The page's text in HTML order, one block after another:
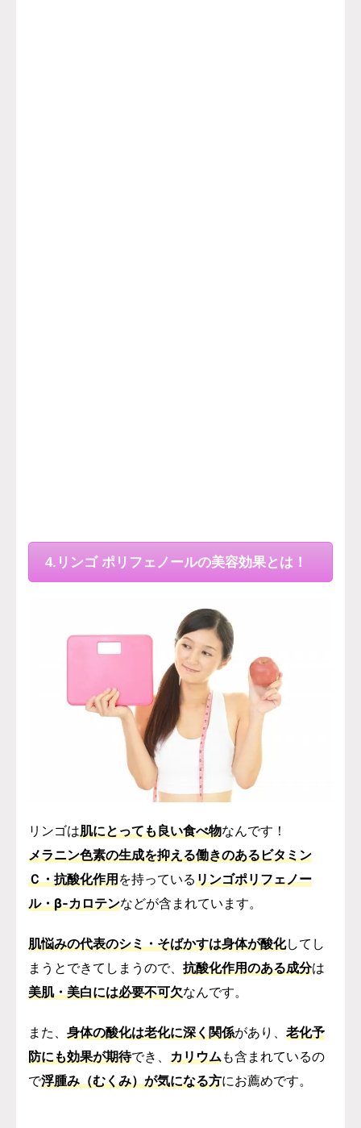
4.リンゴ ポリフェノールの美容効果とは！
リンゴは肌にとっても良い食べ物なんです！
メラニン色素の生成を抑える働きのあるビタミン
Ｃ・抗酸化作用を持っているリンゴポリフェノー
ル・β‐カロテンなどが含まれています。
肌悩みの代表のシミ・そばかすは身体が酸化してし
まうとできてしまうので、 抗酸化作用のある成分は
美肌・美白には必要不可欠なんです。
また、 身体の酸化は老化に深く関係があり、 老化予
防にも効果が期待でき、 カリウムも含まれているの
で浮腫み（むくみ）が気になる方にお薦めです。